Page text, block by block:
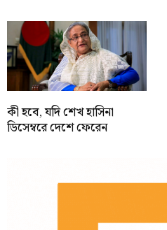
কী হবে, যদি শেখ হাসিনা
ডিসেম্বরে দেশে ফেরেন